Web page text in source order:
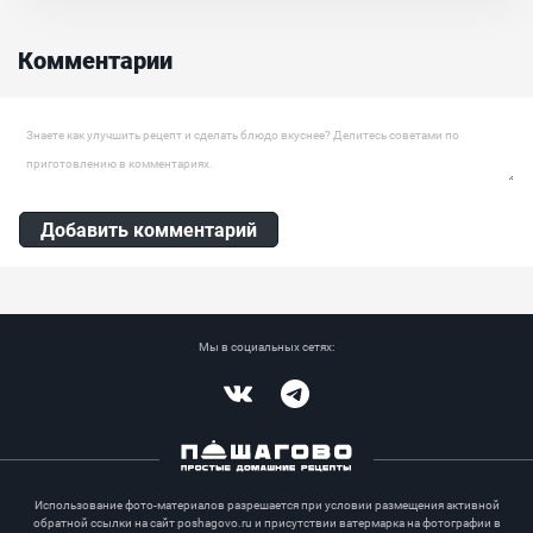
Ингредиенты:
Масло растительное
Комментарии
Оставить комментарий
Добавить комментарий
Мы в социальных сетях:
Использование фото-материалов разрешается при условии размещения активной
обратной ссылки на сайт poshagovo.ru и присутствии ватермарка на фотографии в